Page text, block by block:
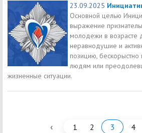
23.09.2025
Основной целью
выражение
молодежи в возрасте
неравнодушие и
позицию,
людям или
жизненные ситуации.
‹ 1 2 3 4